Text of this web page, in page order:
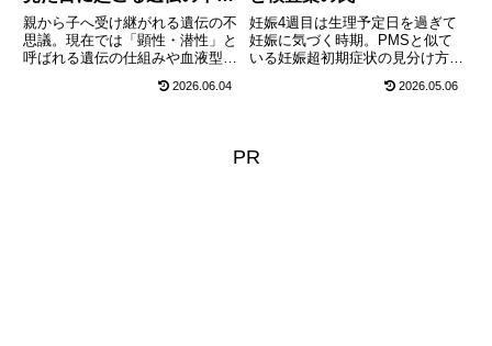
議
親から子へ受け継がれる遺伝の不
思議。現在では「顕性・潜性」と
呼ばれる遺伝の仕組みや血液型の
ら誕生した100万分の1の確率と
2026.06.04
妊娠4週目は生理予定日を過ぎて
妊娠に気づく時期。PMSと似て
いる妊娠超初期症状の見分け方
ミング、2ミリに成長した赤ちゃ
す。
2026.05.06
PR